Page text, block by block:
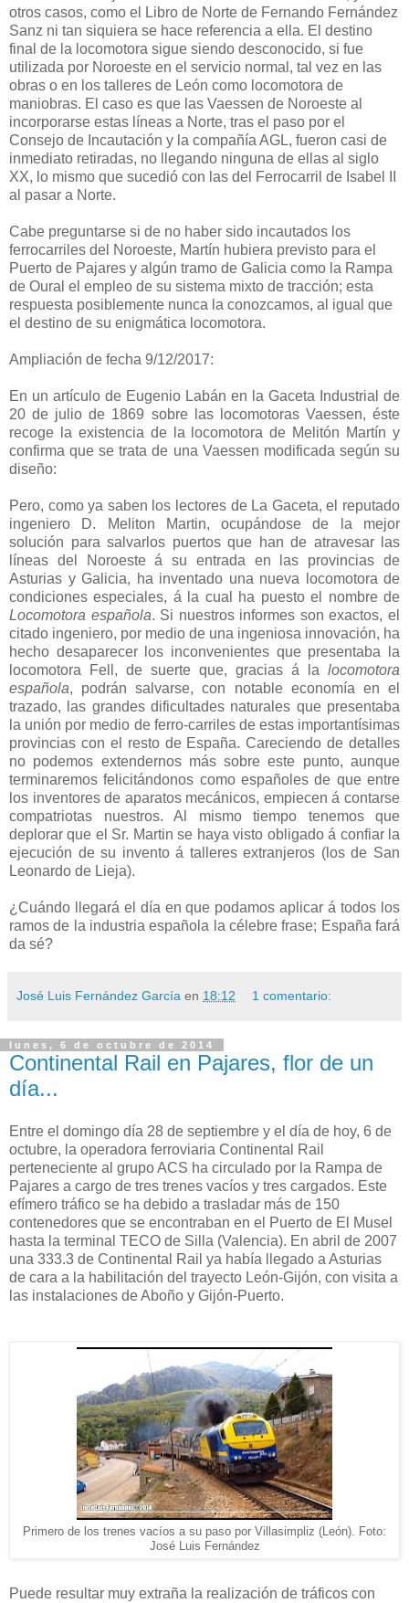
otros casos, como el Libro de Norte de Fernando Fernández
Sanz ni tan siquiera se hace referencia a ella. El destino
final de la locomotora sigue siendo desconocido, si fue
utilizada por Noroeste en el servicio normal, tal vez en las
obras o en los talleres de León como locomotora de
maniobras. El caso es que las Vaessen de Noroeste al
incorporarse estas líneas a Norte, tras el paso por el
Consejo de Incautación y la compañía AGL, fueron casi de
inmediato retiradas, no llegando ninguna de ellas al siglo
XX, lo mismo que sucedió con las del Ferrocarril de Isabel II
al pasar a Norte.
Cabe preguntarse si de no haber sido incautados los
ferrocarriles del Noroeste, Martín hubiera previsto para el
Puerto de Pajares y algún tramo de Galicia como la Rampa
de Oural el empleo de su sistema mixto de tracción; esta
respuesta posiblemente nunca la conozcamos, al igual que
el destino de su enigmática locomotora.
Ampliación de fecha 9/12/2017:
En un artículo de Eugenio Labán en la Gaceta Industrial de
20 de julio de 1869 sobre las locomotoras Vaessen, éste
recoge la existencia de la locomotora de Melitón Martín y
confirma que se trata de una Vaessen modificada según su
diseño:
Pero, como ya saben los lectores de La Gaceta, el reputado
ingeniero D. Meliton Martin, ocupándose de la mejor
solución para salvarlos puertos que han de atravesar las
líneas del Noroeste á su entrada en las provincias de
Asturias y Galicia, ha inventado una nueva locomotora de
condiciones especiales, á la cual ha puesto el nombre de
Locomotora española. Si nuestros informes son exactos, el
citado ingeniero, por medio de una ingeniosa innovación, ha
hecho desaparecer los inconvenientes que presentaba la
locomotora Fell, de suerte que, gracias á la locomotora
española, podrán salvarse, con notable economía en el
trazado, las grandes dificultades naturales que presentaba
la unión por medio de ferro-carriles de estas importantísimas
provincias con el resto de España. Careciendo de detalles
no podemos extendernos más sobre este punto, aunque
terminaremos felicitándonos como españoles de que entre
los inventores de aparatos mecánicos, empiecen á contarse
compatriotas nuestros. Al mismo tiempo tenemos que
deplorar que el Sr. Martin se haya visto obligado á confiar la
ejecución de su invento á talleres extranjeros (los de San
Leonardo de Lieja).
¿Cuándo llegará el día en que podamos aplicar á todos los
ramos de la industria española la célebre frase; España fará
da sé?
José Luis Fernández García en 18:12 1 comentario:
lunes, 6 de octubre de 2014
Continental Rail en Pajares, flor de un
día...
Entre el domingo día 28 de septiembre y el día de hoy, 6 de
octubre, la operadora ferroviaria Continental Rail
perteneciente al grupo ACS ha circulado por la Rampa de
Pajares a cargo de tres trenes vacíos y tres cargados. Este
efímero tráfico se ha debido a trasladar más de 150
contenedores que se encontraban en el Puerto de El Musel
hasta la terminal TECO de Silla (Valencia). En abril de 2007
una 333.3 de Continental Rail ya había llegado a Asturias
de cara a la habilitación del trayecto León-Gijón, con visita a
las instalaciones de Aboño y Gijón-Puerto.
Primero de los trenes vacíos a su paso por Villasimpliz (León). Foto:
José Luis Fernández
Puede resultar muy extraña la realización de tráficos con